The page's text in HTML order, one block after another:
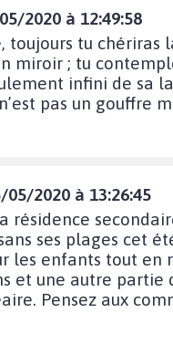
2020 à 12:49:58
toujours tu chériras
miroir ; tu
infini de sa
pas un gouffre
05/2020 à 13:26:45
résidence
ses plages cet
les enfants tout en
et une autre
Pensez aux